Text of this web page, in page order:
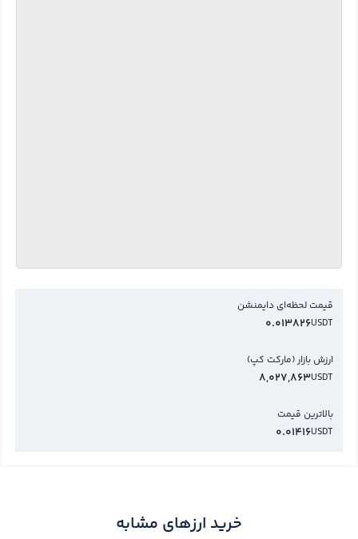
قیمت لحظه‌ای دایمنشن
USDT
0.013826
ارزش بازار (مارکت کپ)
USDT
8,027,863
بالاترین قیمت
USDT
0.01416
خرید ارزهای مشابه